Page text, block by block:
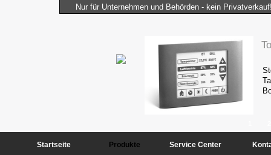
Nur für Unternehmen und Behörden - kein
Startseite Produkte Service Center